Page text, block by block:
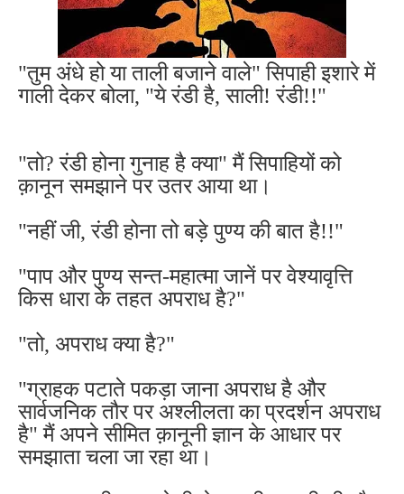
"तुम अंधे हो या ताली बजाने वाले" सिपाही इशारे में
गाली देकर बोला, "ये रंडी है, साली! रंडी!!"
"तो? रंडी होना गुनाह है क्या" मैं सिपाहियों को
क़ानून समझाने पर उतर आया था।
"नहीं जी, रंडी होना तो बड़े पुण्य की बात है!!"
"पाप और पुण्य सन्त-महात्मा जानें पर वेश्यावृत्ति
किस धारा के तहत अपराध है?"
"तो, अपराध क्या है?"
"ग्राहक पटाते पकड़ा जाना अपराध है और
सार्वजनिक तौर पर अश्लीलता का प्रदर्शन अपराध
है" मैं अपने सीमित क़ानूनी ज्ञान के आधार पर
समझाता चला जा रहा था।